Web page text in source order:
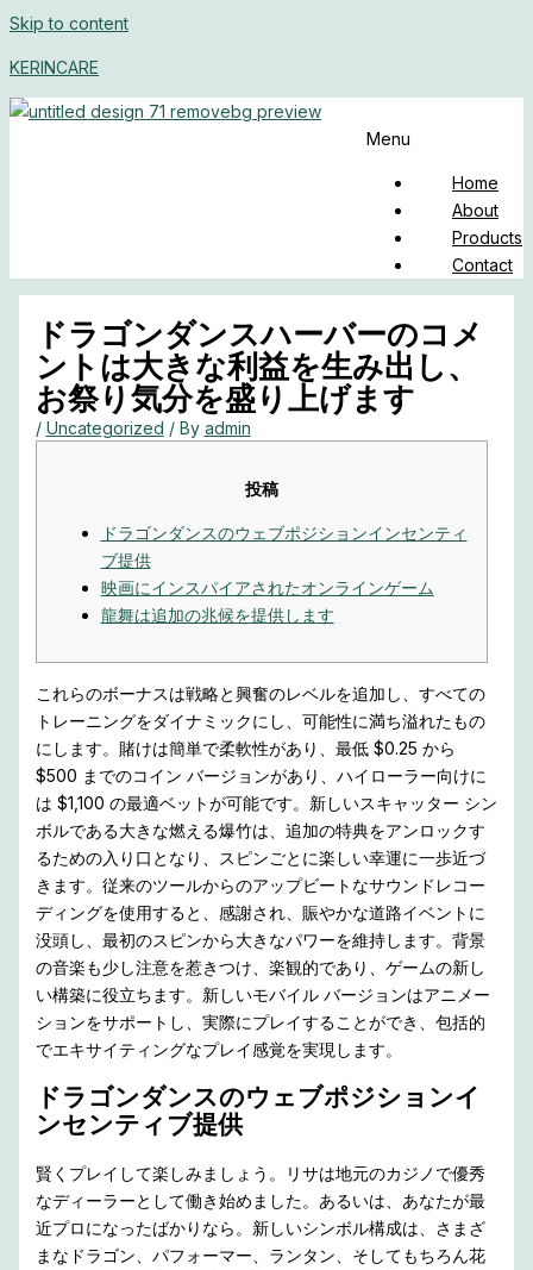
Skip to content
KERINCARE
Menu
Home
About
Products
Contact
ドラゴンダンスハーバーのコメ
ントは大きな利益を生み出し、
お祭り気分を盛り上げます
/ Uncategorized / By admin
投稿
ドラゴンダンスのウェブポジションインセンティ
ブ提供
映画にインスパイアされたオンラインゲーム
龍舞は追加の兆候を提供します
これらのボーナスは戦略と興奮のレベルを追加し、すべての
トレーニングをダイナミックにし、可能性に満ち溢れたもの
にします。賭けは簡単で柔軟性があり、最低 $0.25 から
$500 までのコイン バージョンがあり、ハイローラー向けに
は $1,100 の最適ベットが可能です。新しいスキャッター シン
ボルである大きな燃える爆竹は、追加の特典をアンロックす
るための入り口となり、スピンごとに楽しい幸運に一歩近づ
きます。従来のツールからのアップビートなサウンドレコー
ディングを使用すると、感謝され、賑やかな道路イベントに
没頭し、最初のスピンから大きなパワーを維持します。背景
の音楽も少し注意を惹きつけ、楽観的であり、ゲームの新し
い構築に役立ちます。新しいモバイル バージョンはアニメー
ションをサポートし、実際にプレイすることができ、包括的
でエキサイティングなプレイ感覚を実現します。
ドラゴンダンスのウェブポジションイ
ンセンティブ提供
賢くプレイして楽しみましょう。リサは地元のカジノで優秀
なディーラーとして働き始めました。あるいは、あなたが最
近プロになったばかりなら。新しいシンボル構成は、さまざ
まなドラゴン、パフォーマー、ランタン、そしてもちろん花